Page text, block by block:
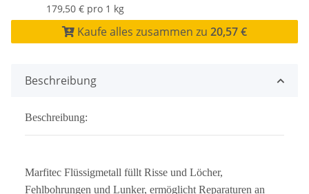
179,50 € pro 1 kg
Kaufe alles zusammen zu 20,57 €
Beschreibung
Beschreibung:
Marfitec Flüssigmetall füllt Risse und Löcher,
Fehlbohrungen und Lunker, ermöglicht Reparaturen an